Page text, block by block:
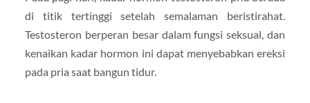
di titik tertinggi setelah semalaman beristirahat.
Testosteron berperan besar dalam fungsi seksual, dan
kenaikan kadar hormon ini dapat menyebabkan ereksi
pada pria saat bangun tidur.